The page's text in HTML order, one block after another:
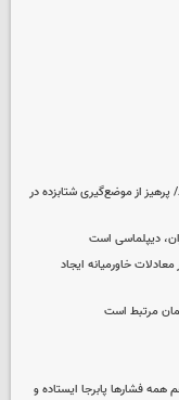
پرهیز از موضع‌گیری شتابزده در
دیپلماسی است
خاورمیانه ایجاد
مرتبط است
فشارها پابرجا ایستاده و